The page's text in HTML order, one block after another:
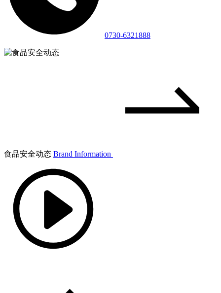
0730-6321888
食品安全动态 Brand Information